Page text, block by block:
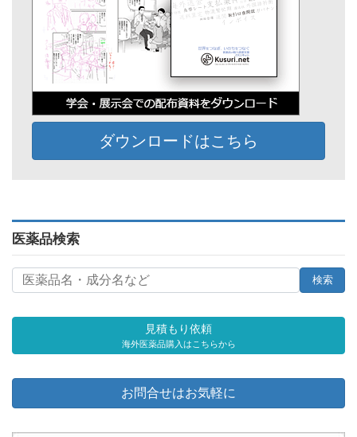
ダウンロードはこちら
医薬品検索
見積もり依頼
海外医薬品購入はこちらから
お問合せはお気軽に